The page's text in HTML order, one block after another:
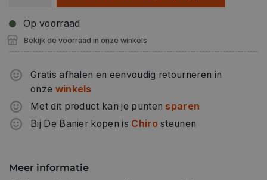
Op voorraad
Bekijk de voorraad in onze winkels
Gratis afhalen en eenvoudig retourneren in
onze winkels
Met dit product kan je punten sparen
Bij De Banier kopen is Chirosteunen
Meer informatie